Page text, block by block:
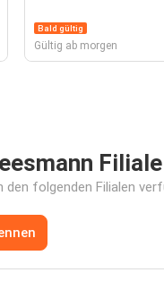
Bald gültig
Gültig ab morgen
Filiale
den folgenden Filialen